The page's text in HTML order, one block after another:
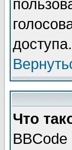
доступа.
Что
BBCode